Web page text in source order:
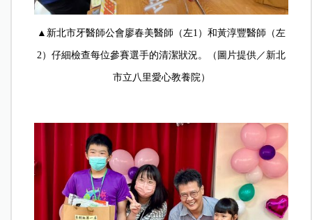
▲新北市牙醫師公會廖春美醫師（左1）和黃淳豐醫師（左
2）仔細檢查每位參賽選手的清潔狀況。（圖片提供／新北
市立八里愛心教養院）